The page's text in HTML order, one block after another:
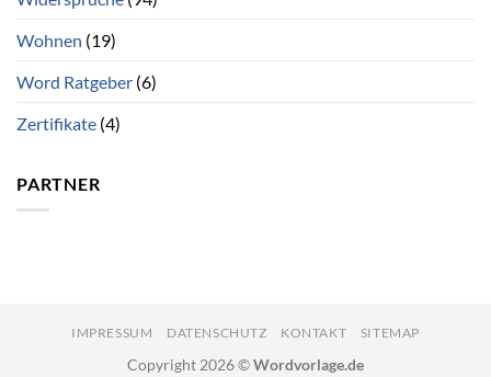
Wohnen (19)
Word Ratgeber (6)
Zertifikate (4)
PARTNER
IMPRESSUM DATENSCHUTZ KONTAKT SITEMAP
Copyright 2026 ©Wordvorlage.de